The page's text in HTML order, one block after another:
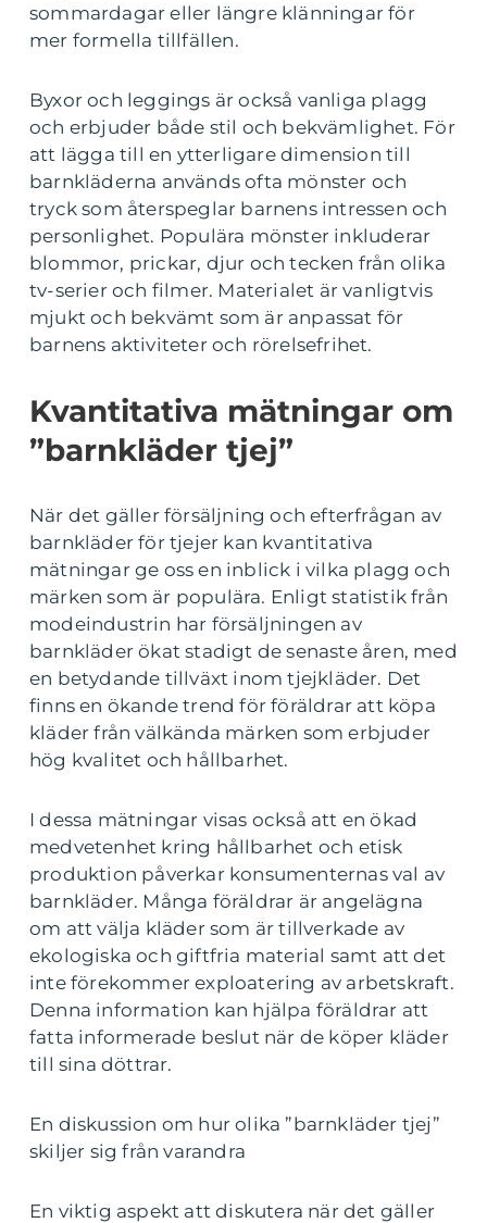
sommardagar eller längre klänningar för
mer formella tillfällen.
Byxor och leggings är också vanliga plagg
och erbjuder både stil och bekvämlighet. För
att lägga till en ytterligare dimension till
barnkläderna används ofta mönster och
tryck som återspeglar barnens intressen och
personlighet. Populära mönster inkluderar
blommor, prickar, djur och tecken från olika
tv-serier och filmer. Materialet är vanligtvis
mjukt och bekvämt som är anpassat för
barnens aktiviteter och rörelsefrihet.
Kvantitativa mätningar om
”barnkläder tjej”
När det gäller försäljning och efterfrågan av
barnkläder för tjejer kan kvantitativa
mätningar ge oss en inblick i vilka plagg och
märken som är populära. Enligt statistik från
modeindustrin har försäljningen av
barnkläder ökat stadigt de senaste åren, med
en betydande tillväxt inom tjejkläder. Det
finns en ökande trend för föräldrar att köpa
kläder från välkända märken som erbjuder
hög kvalitet och hållbarhet.
I dessa mätningar visas också att en ökad
medvetenhet kring hållbarhet och etisk
produktion påverkar konsumenternas val av
barnkläder. Många föräldrar är angelägna
om att välja kläder som är tillverkade av
ekologiska och giftfria material samt att det
inte förekommer exploatering av arbetskraft.
Denna information kan hjälpa föräldrar att
fatta informerade beslut när de köper kläder
till sina döttrar.
En diskussion om hur olika ”barnkläder tjej”
skiljer sig från varandra
En viktig aspekt att diskutera när det gäller